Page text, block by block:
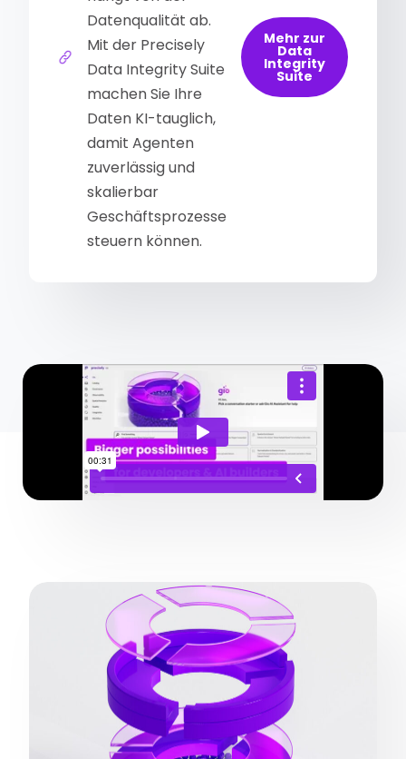
Datenqualität ab.
Mit der Precisely
Data Integrity Suite
machen Sie Ihre
Daten KI-tauglich,
damit Agenten
zuverlässig und
skalierbar
Geschäftsprozesse
steuern können.
Mehr zur
Data
Integrity
Suite